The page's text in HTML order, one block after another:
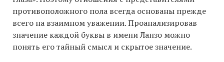
противоположного пола всегда основаны прежде
всего на взаимном уважении. Проанализировав
значение каждой буквы в имени Ланзо можно
понять его тайный смысл и скрытое значение.